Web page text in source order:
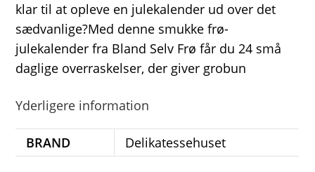
klar til at opleve en julekalender ud over det
sædvanlige?Med denne smukke frø-
julekalender fra Bland Selv Frø får du 24 små
daglige overraskelser, der giver grobun
Yderligere information
BRAND Delikatessehuset